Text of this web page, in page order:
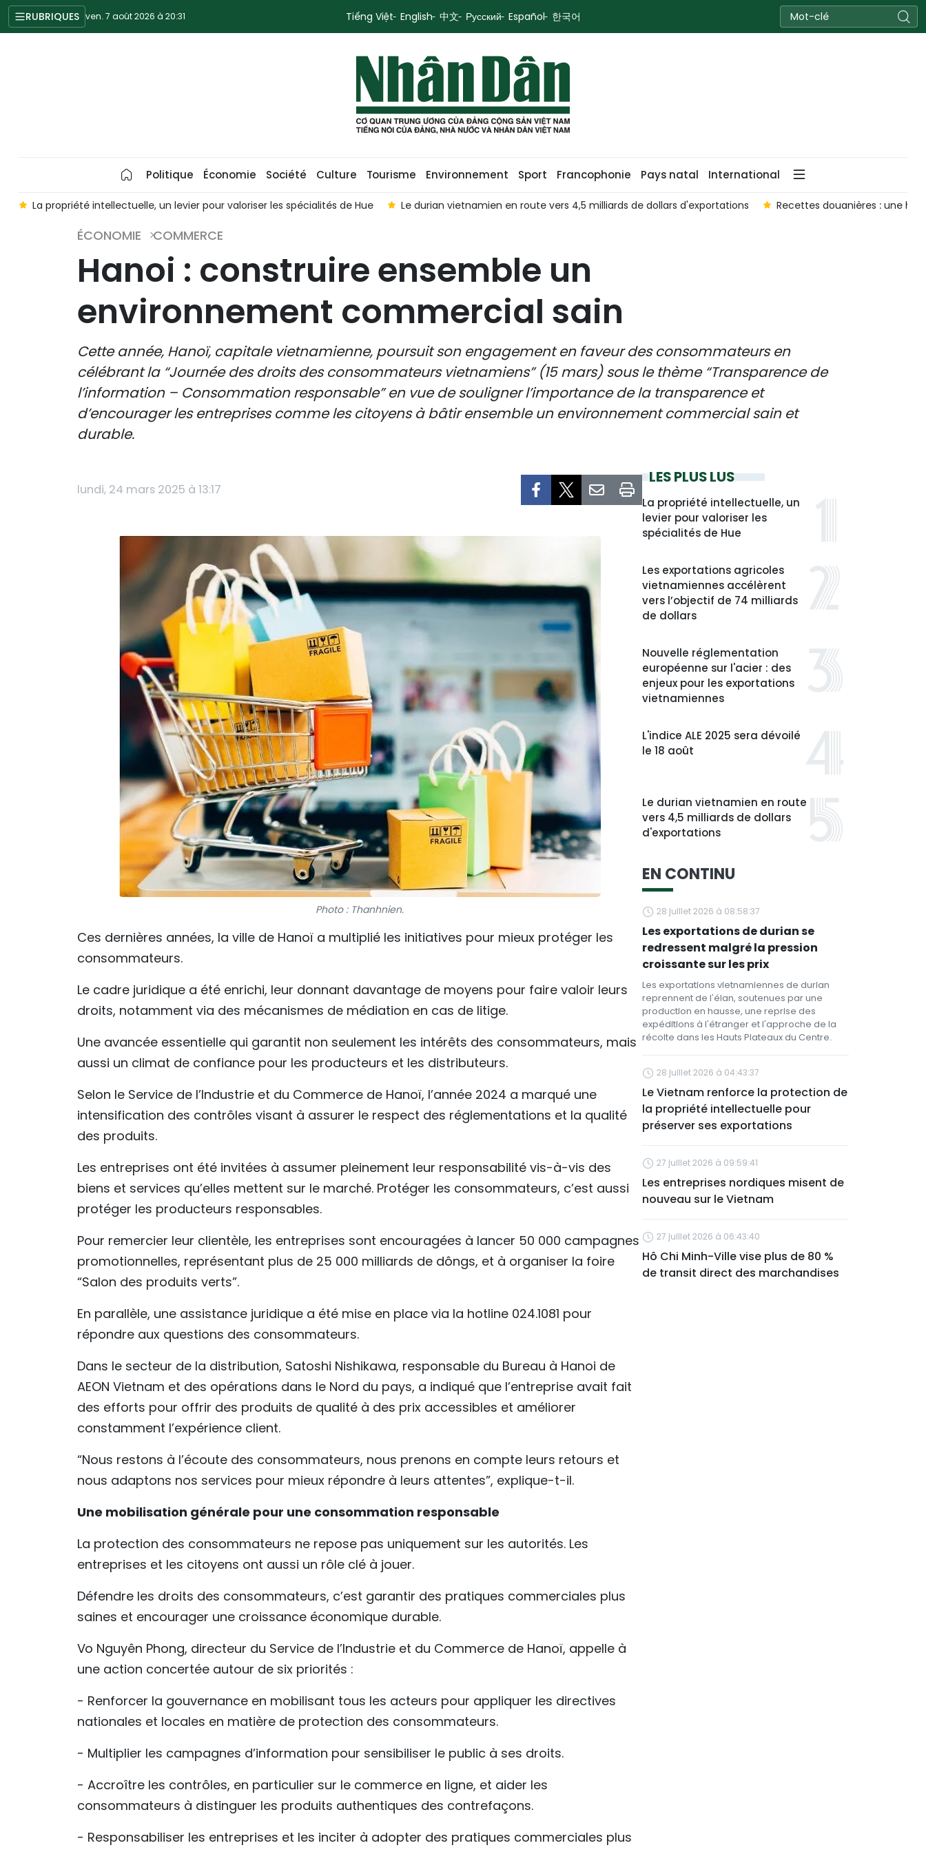
RUBRIQUES ven. 7 août 2026 à 20:31 Tiếng Việt English 中文 Русский Español 한국어
Politique Économie Société Culture Tourisme Environnement Sport Francophonie Pays natal International
La propriété intellectuelle, un levier pour valoriser les spécialités de Hue Le durian vietnamien en route vers 4,5 milliards de dollars d'exportations Recettes douanières : une
ÉCONOMIE COMMERCE
Hanoi : construire ensemble un
environnement commercial sain
Cette année, Hanoï, capitale vietnamienne, poursuit son engagement en faveur des consommateurs en
célébrant la “Journée des droits des consommateurs vietnamiens” (15 mars) sous le thème “Transparence de
l’information – Consommation responsable” en vue de souligner l’importance de la transparence et
d’encourager les entreprises comme les citoyens à bâtir ensemble un environnement commercial sain et
durable.
lundi, 24 mars 2025 à 13:17
Photo : Thanhnien.
Ces dernières années, la ville de Hanoï a multiplié les initiatives pour mieux protéger les
consommateurs.
Le cadre juridique a été enrichi, leur donnant davantage de moyens pour faire valoir leurs
droits, notamment via des mécanismes de médiation en cas de litige.
Une avancée essentielle qui garantit non seulement les intérêts des consommateurs, mais
aussi un climat de confiance pour les producteurs et les distributeurs.
Selon le Service de l’Industrie et du Commerce de Hanoï, l’année 2024 a marqué une
intensification des contrôles visant à assurer le respect des réglementations et la qualité
des produits.
Les entreprises ont été invitées à assumer pleinement leur responsabilité vis-à-vis des
biens et services qu’elles mettent sur le marché. Protéger les consommateurs, c’est aussi
protéger les producteurs responsables.
Pour remercier leur clientèle, les entreprises sont encouragées à lancer 50 000 campagnes
promotionnelles, représentant plus de 25 000 milliards de dôngs, et à organiser la foire
“Salon des produits verts”.
En parallèle, une assistance juridique a été mise en place via la hotline 024.1081 pour
répondre aux questions des consommateurs.
Dans le secteur de la distribution, Satoshi Nishikawa, responsable du Bureau à Hanoi de
AEON Vietnam et des opérations dans le Nord du pays, a indiqué que l’entreprise avait fait
des efforts pour offrir des produits de qualité à des prix accessibles et améliorer
constamment l’expérience client.
“Nous restons à l’écoute des consommateurs, nous prenons en compte leurs retours et
nous adaptons nos services pour mieux répondre à leurs attentes”, explique-t-il.
Une mobilisation générale pour une consommation responsable
La protection des consommateurs ne repose pas uniquement sur les autorités. Les
entreprises et les citoyens ont aussi un rôle clé à jouer.
Défendre les droits des consommateurs, c’est garantir des pratiques commerciales plus
saines et encourager une croissance économique durable.
Vo Nguyên Phong, directeur du Service de l’Industrie et du Commerce de Hanoï, appelle à
une action concertée autour de six priorités :
- Renforcer la gouvernance en mobilisant tous les acteurs pour appliquer les directives
nationales et locales en matière de protection des consommateurs.
- Multiplier les campagnes d’information pour sensibiliser le public à ses droits.
- Accroître les contrôles, en particulier sur le commerce en ligne, et aider les
consommateurs à distinguer les produits authentiques des contrefaçons.
- Responsabiliser les entreprises et les inciter à adopter des pratiques commerciales plus
LES PLUS LUS
La propriété intellectuelle, un
levier pour valoriser les
spécialités de Hue
Les exportations agricoles
vietnamiennes accélèrent
vers l’objectif de 74 milliards
de dollars
Nouvelle réglementation
européenne sur l'acier : des
enjeux pour les exportations
vietnamiennes
L'indice ALE 2025 sera dévoilé
le 18 août
Le durian vietnamien en route
vers 4,5 milliards de dollars
d'exportations
EN CONTINU
28 juillet 2026 à 08:58:37
Les exportations de durian se
redressent malgré la pression
croissante sur les prix
Les exportations vietnamiennes de durian
reprennent de l'élan, soutenues par une
production en hausse, une reprise des
expéditions à l'étranger et l'approche de la
récolte dans les Hauts Plateaux du Centre.
28 juillet 2026 à 04:43:37
Le Vietnam renforce la protection de
la propriété intellectuelle pour
préserver ses exportations
27 juillet 2026 à 09:59:41
Les entreprises nordiques misent de
nouveau sur le Vietnam
27 juillet 2026 à 06:43:40
Hô Chi Minh-Ville vise plus de 80 %
de transit direct des marchandises